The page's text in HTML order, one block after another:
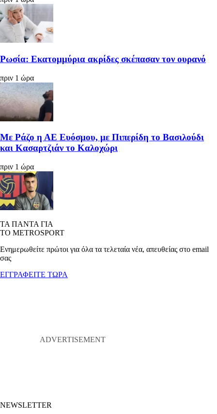
Ρωσία: Εκατομμύρια ακρίδες σκέπασαν τον ουρανό
πριν 1 ώρα
Με Ράζο η ΑΕ Ευόσμου, με Πιπερίδη το Βασιλούδι
και Κασαρτζιάν το Καλοχώρι
πριν 1 ώρα
ΤΑ ΠΑΝΤΑ ΓΙΑ
ΤΟ METROSPORT
Ενημερωθείτε πρώτοι για όλα τα τελεταία νέα, απευθείας στο email
σας
ΕΓΓΡΑΦΕΙΤΕ ΤΩΡΑ
NEWSLETTER